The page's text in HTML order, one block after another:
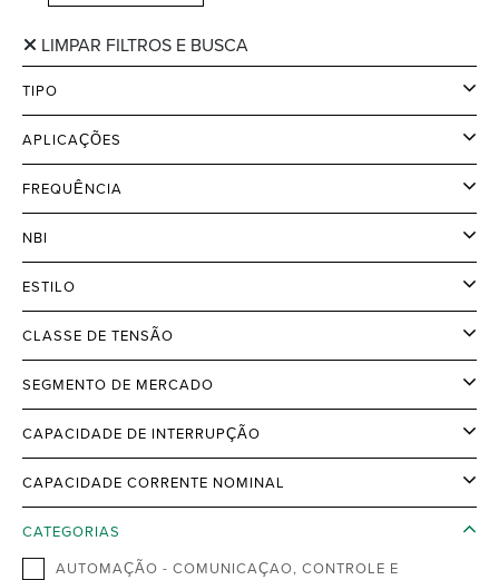
LIMPAR FILTROS E BUSCA
TIPO
APLICAÇÕES
FREQUÊNCIA
NBI
ESTILO
CLASSE DE TENSÃO
SEGMENTO DE MERCADO
CAPACIDADE DE INTERRUPÇÃO
CAPACIDADE CORRENTE NOMINAL
CATEGORIAS
AUTOMAÇÃO - COMUNICAÇAO, CONTROLE E